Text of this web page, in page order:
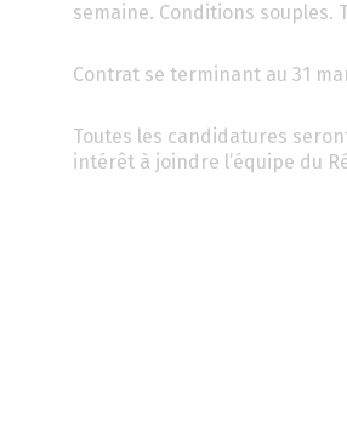
semaine. Conditions souples.
Contrat se terminant au 31
Toutes les candidatures
intérêt à joindre l’équipe du